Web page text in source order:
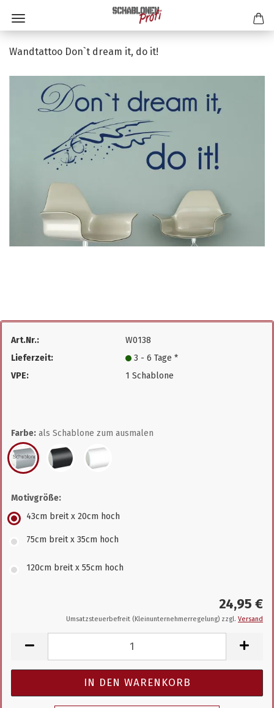
Wandtattoo Don`t dream it, do it!
Art.Nr.:
W0138
Lieferzeit:
3 - 6 Tage *
VPE:
1 Schablone
Farbe: als Schablone zum ausmalen
Motivgröße:
43cm breit x 20cm hoch
75cm breit x 35cm hoch
120cm breit x 55cm hoch
24,95 €
Umsatzsteuerbefreit (Kleinunternehmerregelung) zzgl. Versand